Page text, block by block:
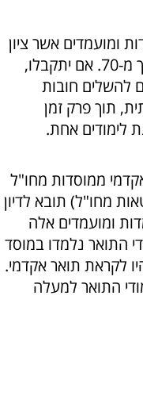
ומועמדים אשר ציון
הגמר שלהם נמוך מ-75, אך לא נמוך מ-70. אם יתקבלו,
להשלים חובות
תוך פרק זמן
לימודים אחת.
ממוסדות מחו"ל
מחו"ל) תובא לדיון
ומועמדים אלה
בתנאי ש-80% מלימודי התואר נלמדו במוסד
לקראת תואר אקדמי.
התואר למעלה